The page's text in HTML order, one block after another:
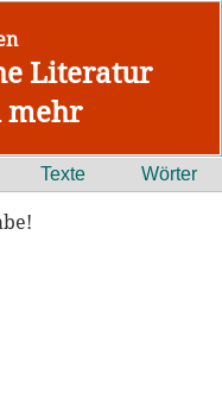
Literatur
mehr
Texte Wörter